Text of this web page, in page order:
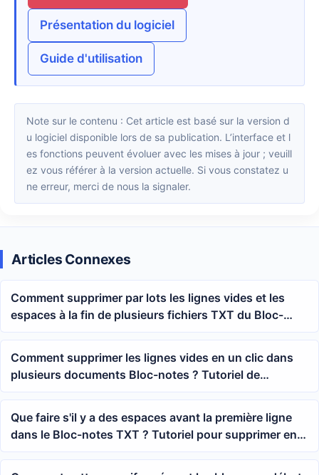
Présentation du logiciel
Guide d'utilisation
Note sur le contenu : Cet article est basé sur la version d
u logiciel disponible lors de sa publication. L’interface et l
es fonctions peuvent évoluer avec les mises à jour ; veuill
ez vous référer à la version actuelle. Si vous constatez u
ne erreur, merci de nous la signaler.
Articles Connexes
Comment supprimer par lots les lignes vides et les
espaces à la fin de plusieurs fichiers TXT du Bloc-
notes
Comment supprimer les lignes vides en un clic dans
plusieurs documents Bloc-notes ? Tutoriel de
nettoyage par lots TXT
Que faire s'il y a des espaces avant la première ligne
dans le Bloc-notes TXT ? Tutoriel pour supprimer en
masse les lignes vides au début de plusieurs fichiers